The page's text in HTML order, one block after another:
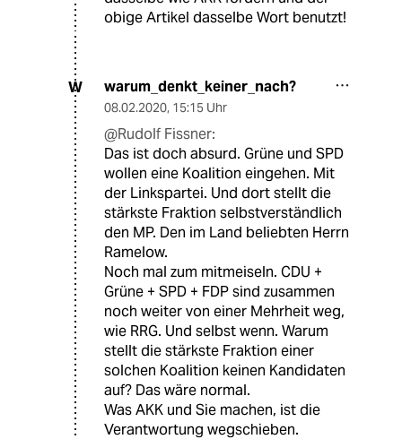
obige Artikel dasselbe Wort benutzt!
W warum_denkt_keiner_nach?
08.02.2020, 15:15 Uhr
@Rudolf Fissner:
Das ist doch absurd. Grüne und SPD
wollen eine Koalition eingehen. Mit
der Linkspartei. Und dort stellt die
stärkste Fraktion selbstverständlich
den MP. Den im Land beliebten Herrn
Ramelow.
Noch mal zum mitmeiseln. CDU +
Grüne + SPD + FDP sind zusammen
noch weiter von einer Mehrheit weg,
wie RRG. Und selbst wenn. Warum
stellt die stärkste Fraktion einer
solchen Koalition keinen Kandidaten
auf? Das wäre normal.
Was AKK und Sie machen, ist die
Verantwortung wegschieben.